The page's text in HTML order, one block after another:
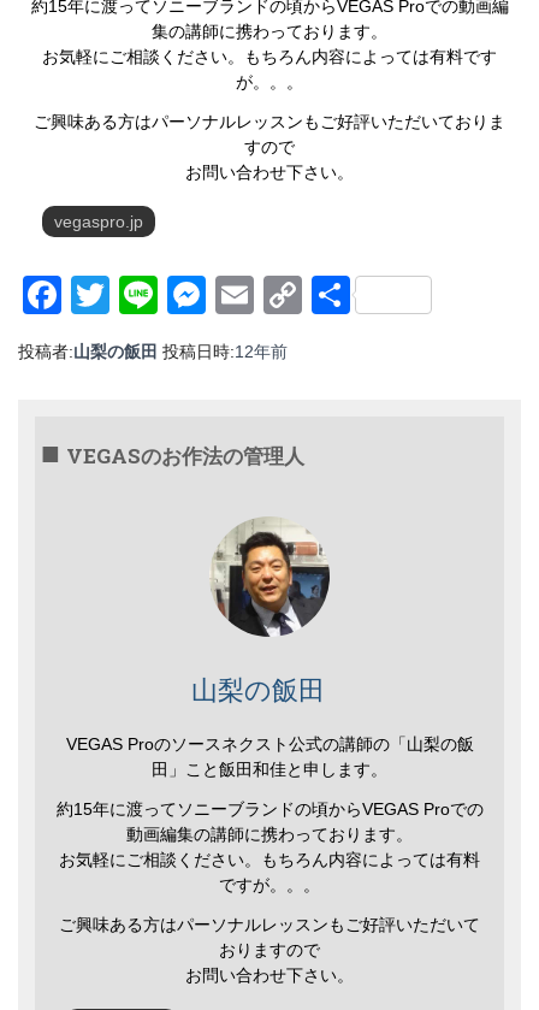
約15年に渡ってソニーブランドの頃からVEGAS Proでの動画編
集の講師に携わっております。
お気軽にご相談ください。もちろん内容によっては有料です
が。。。
ご興味ある方はパーソナルレッスンもご好評いただいておりま
すので
お問い合わせ下さい。
vegaspro.jp
Facebook
Twitter
LineMessenger
Email
Copy
共
投稿者:山梨の飯田 投稿日時:12年前
VEGASのお作法の管理人
山梨の飯田
VEGAS Proのソースネクスト公式の講師の「山梨の飯
田」こと飯田和佳と申します。
約15年に渡ってソニーブランドの頃からVEGAS Proでの
動画編集の講師に携わっております。
お気軽にご相談ください。もちろん内容によっては有料
ですが。。。
ご興味ある方はパーソナルレッスンもご好評いただいて
おりますので
お問い合わせ下さい。